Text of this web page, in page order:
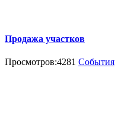
Продажа участков
Просмотров:4281 События